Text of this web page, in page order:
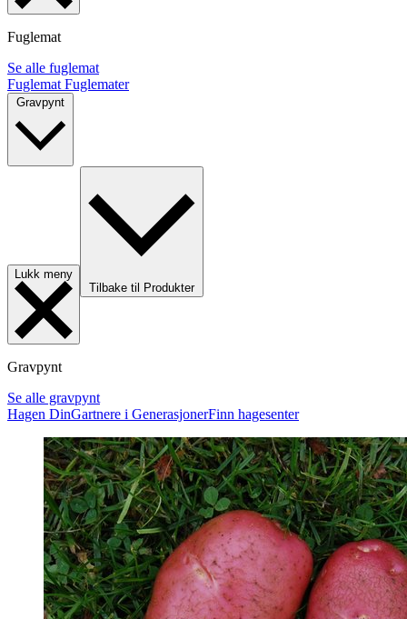
Fuglemat
Se alle fuglemat
Fuglemat Fuglemater
Lukk meny
Tilbake til Produkter
Gravpynt
Se alle gravpynt
Hagen DinGartnere i GenerasjonerFinn hagesenter